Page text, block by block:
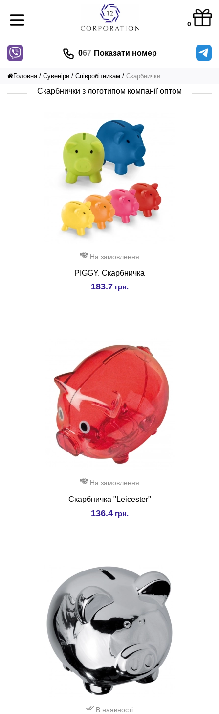
0
067 Показати номер
Головна Сувеніри Співробітникам Скарбнички
Скарбнички з логотипом компанії оптом
На замовлення
PIGGY. Скарбничка
183.7грн.
На замовлення
Скарбничка "Leicester"
136.4грн.
В наявності